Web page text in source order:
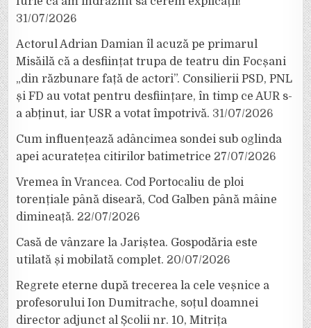
31/07/2026
Actorul Adrian Damian îl acuză pe primarul
Misăilă că a desființat trupa de teatru din Focșani
„din răzbunare față de actori”. Consilierii PSD, PNL
și FD au votat pentru desființare, în timp ce AUR s-
a abținut, iar USR a votat împotrivă. 31/07/2026
Cum influențează adâncimea sondei sub oglinda
apei acuratețea citirilor batimetrice 27/07/2026
Vremea în Vrancea. Cod Portocaliu de ploi
torențiale până diseară, Cod Galben până mâine
dimineață. 22/07/2026
Casă de vânzare la Jariștea. Gospodăria este
utilată și mobilată complet. 20/07/2026
Regrete eterne după trecerea la cele veșnice a
profesorului Ion Dumitrache, soțul doamnei
director adjunct al Școlii nr. 10, Mitrița